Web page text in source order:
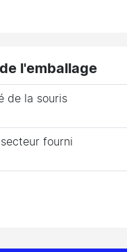
l'emballage
de la souris
fourni